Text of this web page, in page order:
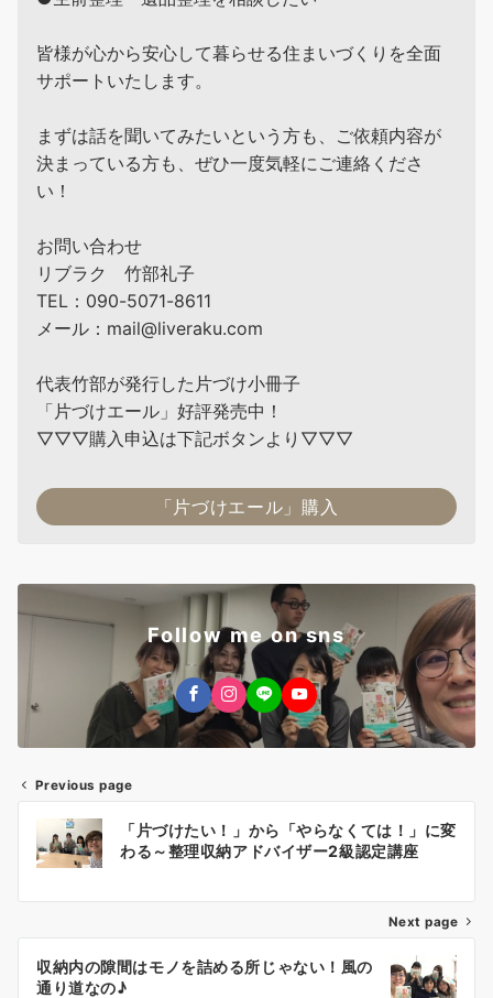
皆様が心から安心して暮らせる住まいづくりを全面
サポートいたします。
まずは話を聞いてみたいという方も、ご依頼内容が
決まっている方も、ぜひ一度気軽にご連絡くださ
い！
お問い合わせ
リブラク 竹部礼子
TEL：090-5071-8611
メール：mail@liveraku.com
代表竹部が発行した片づけ小冊子
「片づけエール」好評発売中！
▽▽▽購入申込は下記ボタンより▽▽▽
「片づけエール」購入
Follow me on sns
稿
ゲ
Previous page
「片づけたい！」から「やらなくては！」に変
わる～整理収納アドバイザー2級認定講座
Next page
収納内の隙間はモノを詰める所じゃない！風の
通り道なの♪